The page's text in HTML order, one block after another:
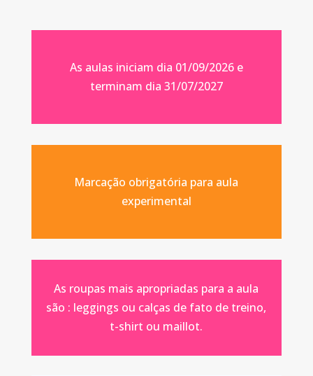
As aulas iniciam dia 01/09/2026 e
terminam dia 31/07/2027
Marcação obrigatória para aula
experimental
As roupas mais apropriadas para a aula
são : leggings ou calças de fato de treino,
t-shirt ou maillot.